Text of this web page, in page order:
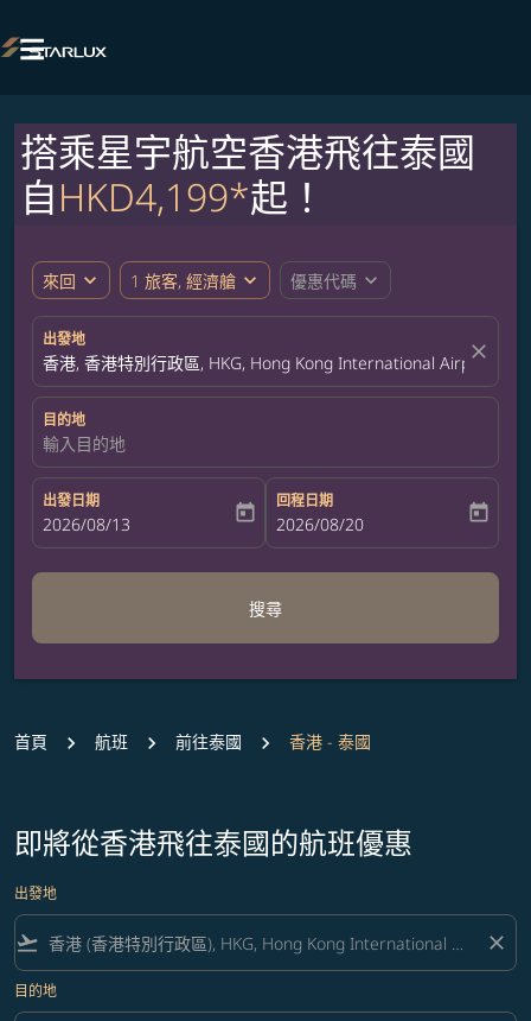

搭乘星宇航空香港飛往泰國
自HKD4,199*起！
來回 expand_more 1 旅客, 經濟艙 expand_more 優惠代碼 expand_more
出發地
香港, 香港特別行政區, HKG, Hong Kong International Airport
close
目的地
輸入目的地
出發日期
fc-booking-departure-date-aria-label
2026/08/13 today
回程日期
fc-booking-return-date-aria-label
2026/08/20 today
搜尋
首頁 航班 前往泰國 香港 - 泰國
即將從香港飛往泰國的航班優惠
出發地
flight_takeoff close
目的地